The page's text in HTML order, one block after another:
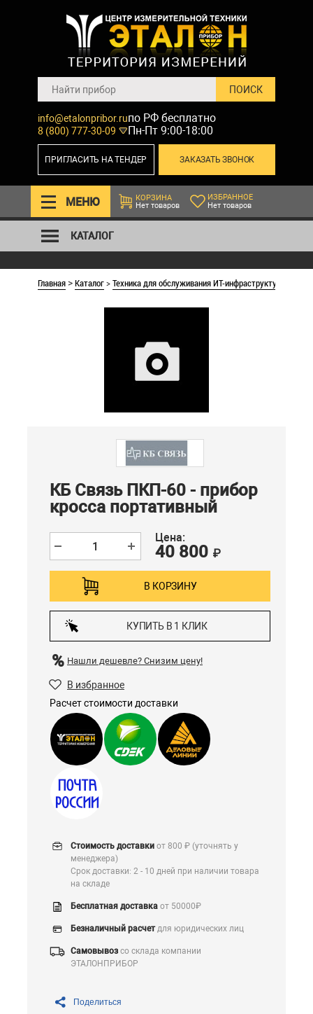
info@etalonpribor.ru
8 (800) 777-30-09
по РФ бесплатно
Пн-Пт 9:00-18:00
ЗАКАЗАТЬ ЗВОНОК
ПРИГЛАСИТЬ НА ТЕНДЕР
МЕНЮ
КОРЗИНА
Нет товаров
ИЗБРАННОЕ
Нет товаров
КАТАЛОГ
Главная >Каталог>Техника для обслуживания ИТ-инфраструктуры
КБ Связь ПКП-60 - прибор
кросса портативный
Цена:
40 800 ₽
В КОРЗИНУ
КУПИТЬ В 1 КЛИК
Нашли дешевле? Снизим цену!
В избранное
Расчет стоимости доставки
Стоимость доставки от 800 ₽ (уточнять у
менеджера)
Срок доставки: 2 - 10 дней при наличии товара
на складе
Бесплатная доставка от 50000₽
Безналичный расчетдля юридических лиц
Самовывозсо склада компании
ЭТАЛОНПРИБОР
Поделиться